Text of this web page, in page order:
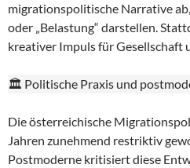
migrationspolitische Narrative
oder „Belastung“ darstellen.
kreativer Impuls für Gesellschaft
🏛️ Politische Praxis und
Die österreichische
Jahren zunehmend restriktiv
Postmoderne kritisiert diese